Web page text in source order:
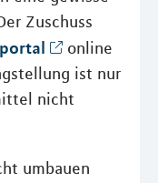
Zuschuss
online
ist nur
nicht
umbauen